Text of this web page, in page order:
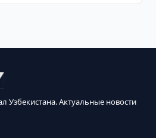
Узбекистана. Актуальные новости